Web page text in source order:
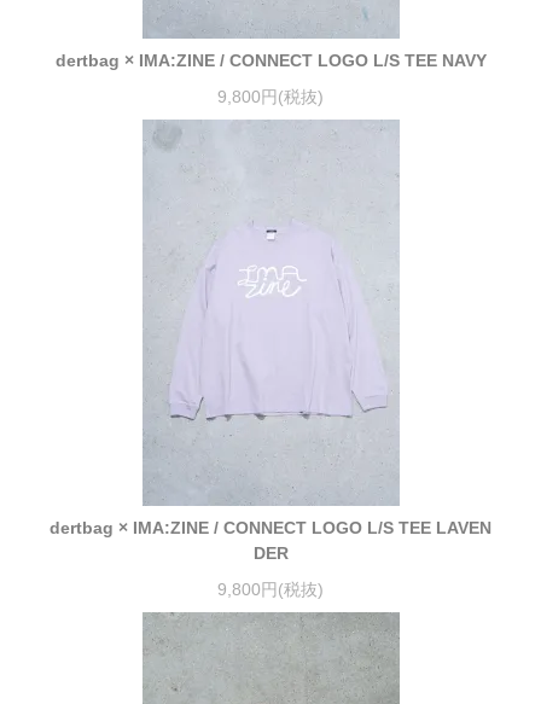
dertbag × IMA:ZINE / CONNECT LOGO L/S TEE NAVY
9,800円(税抜)
dertbag × IMA:ZINE / CONNECT LOGO L/S TEE LAVEN
DER
9,800円(税抜)